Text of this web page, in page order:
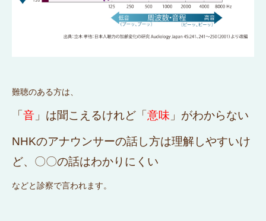
難聴のある方は、
「音 」は聞こえるけれど「意味 」がわからない
NHKのアナウンサーの話し方は理解しやすいけ
ど、〇〇の話はわかりにくい
などと診察で言われます。